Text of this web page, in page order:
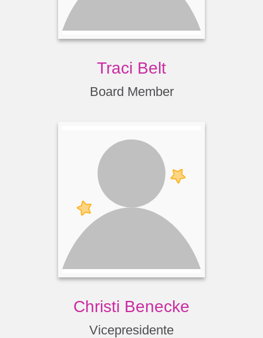
Traci Belt
Board Member
Christi Benecke
Vicepresidente